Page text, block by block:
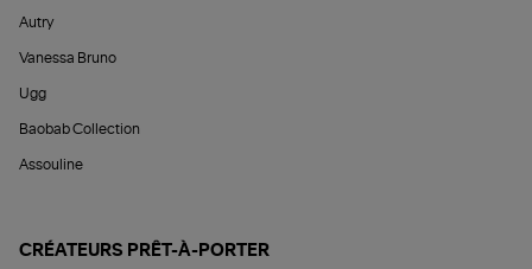
Autry
Vanessa Bruno
Ugg
Baobab Collection
Assouline
CRÉATEURS PRÊT-À-PORTER